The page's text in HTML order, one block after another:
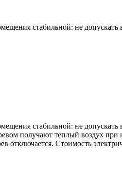
стабильной: не
стабильной: не
получают теплый воздух
Стоимость